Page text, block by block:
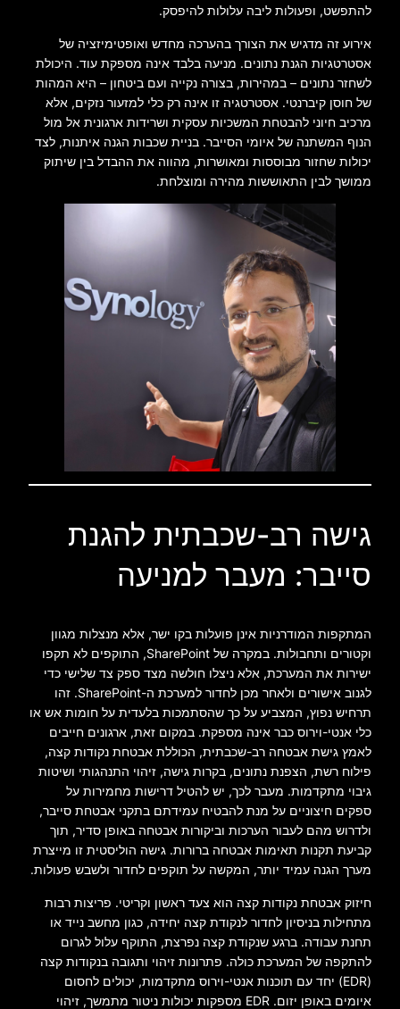
להתפשט, ופעולות ליבה עלולות להיפסק.
אירוע זה מדגיש את הצורך בהערכה מחדש ואופטימיזציה של
אסטרטגיות הגנת נתונים. מניעה בלבד אינה מספקת עוד. היכולת
לשחזר נתונים – במהירות, בצורה נקייה ועם ביטחון – היא המהות
של חוסן קיברנטי. אסטרטגיה זו אינה רק כלי למזעור נזקים, אלא
מרכיב חיוני להבטחת המשכיות עסקית ושרידות ארגונית אל מול
הנוף המשתנה של איומי הסייבר. בניית שכבות הגנה איתנות, לצד
יכולות שחזור מבוססות ומאושרות, מהווה את ההבדל בין שיתוק
ממושך לבין התאוששות מהירה ומוצלחת.
גישה רב-שכבתית להגנת
סייבר: מעבר למניעה
המתקפות המודרניות אינן פועלות בקו ישר, אלא מנצלות מגוון
וקטורים ותחבולות. במקרה של SharePoint, התוקפים לא תקפו
ישירות את המערכת, אלא ניצלו חולשה מצד ספק צד שלישי כדי
לגנוב אישורים ולאחר מכן לחדור למערכת ה-SharePoint. זהו
תרחיש נפוץ, המצביע על כך שהסתמכות בלעדית על חומות אש או
כלי אנטי-וירוס כבר אינה מספקת. במקום זאת, ארגונים חייבים
לאמץ גישת אבטחה רב-שכבתית, הכוללת אבטחת נקודות קצה,
פילוח רשת, הצפנת נתונים, בקרות גישה, זיהוי התנהגותי ושיטות
גיבוי מתקדמות. מעבר לכך, יש להטיל דרישות מחמירות על
ספקים חיצוניים על מנת להבטיח עמידתם בתקני אבטחת סייבר,
ולדרוש מהם לעבור הערכות וביקורות אבטחה באופן סדיר, תוך
קביעת תקנות תאימות אבטחה ברורות. גישה הוליסטית זו מייצרת
מערך הגנה עמיד יותר, המקשה על תוקפים לחדור ולשבש פעולות.
חיזוק אבטחת נקודות קצה הוא צעד ראשון וקריטי. פריצות רבות
מתחילות בניסיון לחדור לנקודת קצה יחידה, כגון מחשב נייד או
תחנת עבודה. ברגע שנקודת קצה נפרצת, התוקף עלול לגרום
להתקפה של המערכת כולה. פתרונות זיהוי ותגובה בנקודות קצה
(EDR) יחד עם תוכנות אנטי-וירוס מתקדמות, יכולים לחסום
איומים באופן יזום. EDR מספקות יכולות ניטור מתמשך, זיהוי